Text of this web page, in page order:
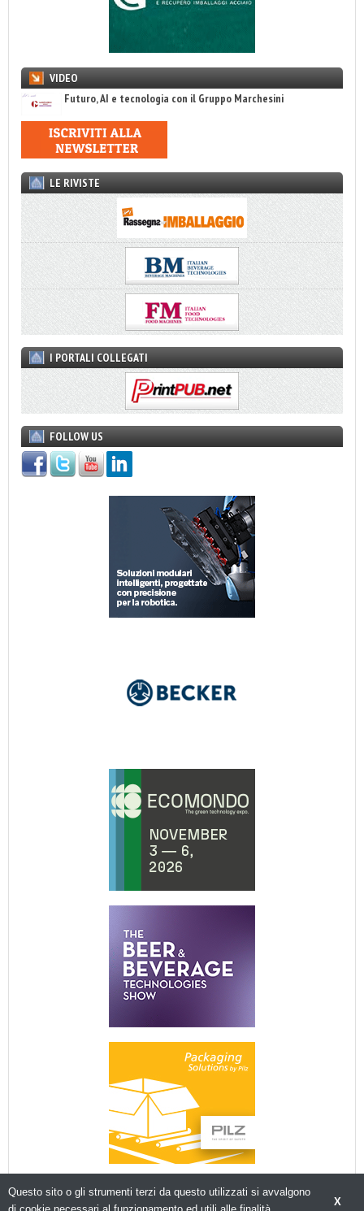
VIDEO
Futuro, AI e tecnologia con il Gruppo Marchesini
LE RIVISTE
I PORTALI COLLEGATI
FOLLOW US
X
Questo sito o gli strumenti terzi da questo utilizzati si avvalgono